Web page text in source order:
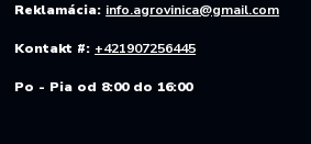
Reklamácia: info.agrovinica@gmail.com
Kontakt #: +421907256445
Po - Pia od 8:00 do 16:00